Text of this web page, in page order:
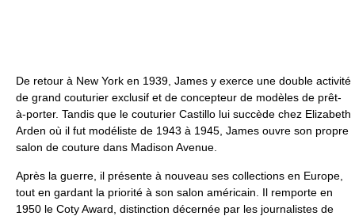
De retour à New York en 1939, James y exerce une double activité
de grand couturier exclusif et de concepteur de modèles de prêt-
à-porter. Tandis que le couturier Castillo lui succède chez Elizabeth
Arden où il fut modéliste de 1943 à 1945, James ouvre son propre
salon de couture dans Madison Avenue.
Après la guerre, il présente à nouveau ses collections en Europe,
tout en gardant la priorité à son salon américain. Il remporte en
1950 le Coty Award, distinction décernée par les journalistes de